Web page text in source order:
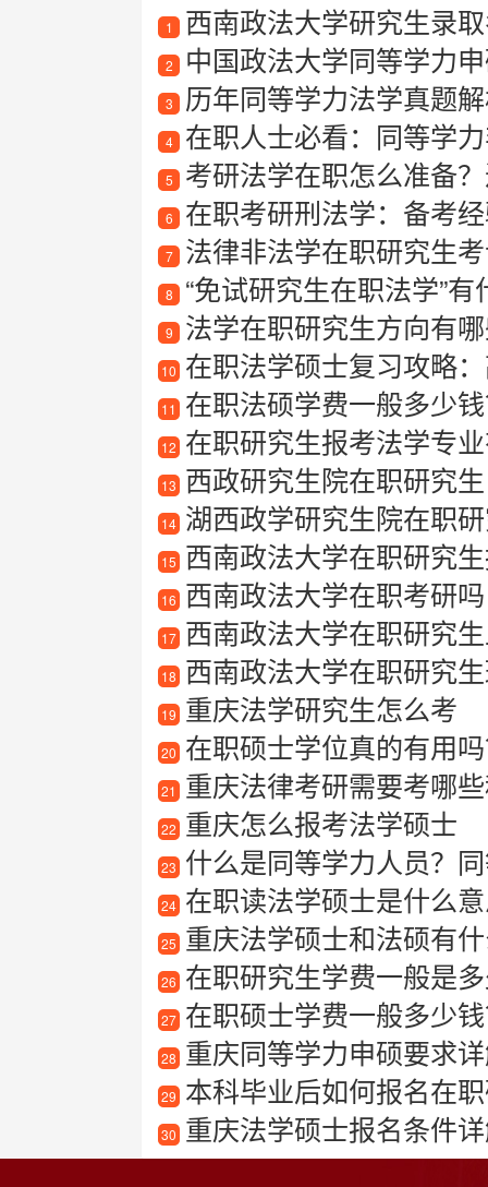
1 西南政法大学研究生录
2 中国政法大学同等学力
3 历年同等学力法学真题
4 在职人士必看：同等学
5 考研法学在职怎么准备
6 在职考研刑法学：备考
7 法律非法学在职研究生
8 “免试研究生在职法学”有什么
9 法学在职研究生方向有
10 在职法学硕士复习攻略
11 在职法硕学费一般多少
12 在职研究生报考法学专业
13 西政研究生院在职研究生
14 湖西政学研究生院在职
15 西南政法大学在职研究生报
16 西南政法大学在职考研吗
17 西南政法大学在职研究
18 西南政法大学在职研究
19 重庆法学研究生怎么考
20 在职硕士学位真的有用
21 重庆法律考研需要考哪
22 重庆怎么报考法学硕士
23 什么是同等学力人员？
24 在职读法学硕士是什么
25 重庆法学硕士和法硕有
26 在职研究生学费一般是
27 在职硕士学费一般多少
28 重庆同等学力申硕要求
29 本科毕业后如何报名在
30 重庆法学硕士报名条件